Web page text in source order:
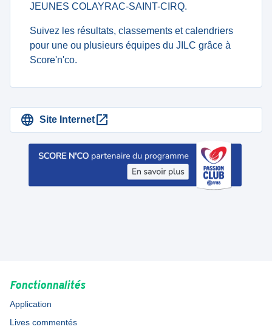
JEUNES COLAYRAC-SAINT-CIRQ.
Suivez les résultats, classements et calendriers
pour une ou plusieurs équipes du JILC grâce à
Score'n'co.
Site Internet
Fonctionnalités
Application
Lives commentés